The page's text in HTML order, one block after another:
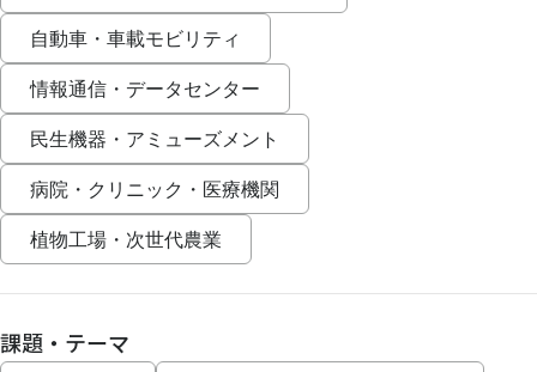
自動車・車載モビリティ
情報通信・データセンター
民生機器・アミューズメント
病院・クリニック・医療機関
植物工場・次世代農業
課題・テーマ